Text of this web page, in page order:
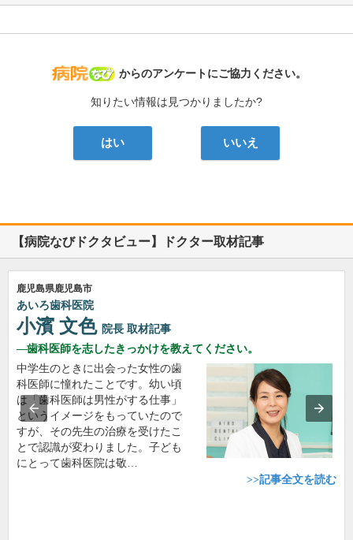
病院なび
からのアンケートにご協力ください。
知りたい情報は見つかりましたか?
はい いいえ
【病院なびドクタビュー】ドクター取材記事
鹿児島県鹿児島市
あいろ歯科医院
小濱 文色 院長 取材記事
歯科医師を志したきっかけを教えてください。
中学生のときに出会った女性の歯
科医師に憧れたことです。幼い頃
は「歯科医師は男性がする仕事」
というイメージをもっていたので
すが、その先生の治療を受けたこ
とで認識が変わりました。子ども
にとって歯科医院は敬…
>>記事全文を読む